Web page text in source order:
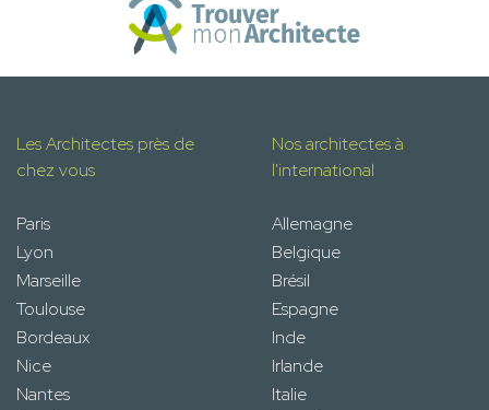
Les Architectes près de
chez vous
Paris
Lyon
Marseille
Toulouse
Bordeaux
Nice
Nantes
Nos architectes à
l'international
Allemagne
Belgique
Brésil
Espagne
Inde
Irlande
Italie